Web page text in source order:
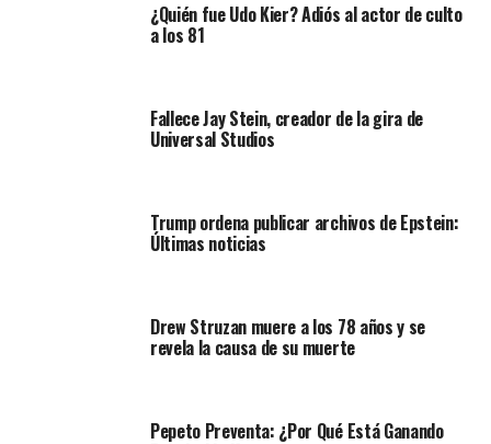
¿Quién fue Udo Kier? Adiós al actor de culto
a los 81
Fallece Jay Stein, creador de la gira de
Universal Studios
Trump ordena publicar archivos de Epstein:
Últimas noticias
Drew Struzan muere a los 78 años y se
revela la causa de su muerte
Pepeto Preventa: ¿Por Qué Está Ganando